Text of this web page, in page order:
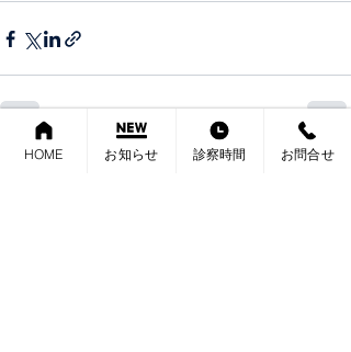
HOME お知らせ 診察時間 お問合せ